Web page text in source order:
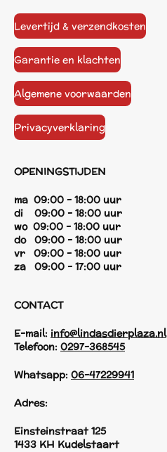
Levertijd & verzendkosten
Garantie en klachten
Algemene voorwaarden
Privacyverklaring
OPENINGSTIJDEN
ma 09:00 - 18:00 uur
di 09:00 - 18:00 uur
wo 09:00 - 18:00 uur
do 09:00 - 18:00 uur
vr 09:00 - 18:00 uur
za 09:00 - 17:00 uur
CONTACT
E-mail: info@lindasdierplaza.nl
Telefoon: 0297-368545
Whatsapp: 06-47229941
Adres:
Einsteinstraat 125
1433 KH Kudelstaart